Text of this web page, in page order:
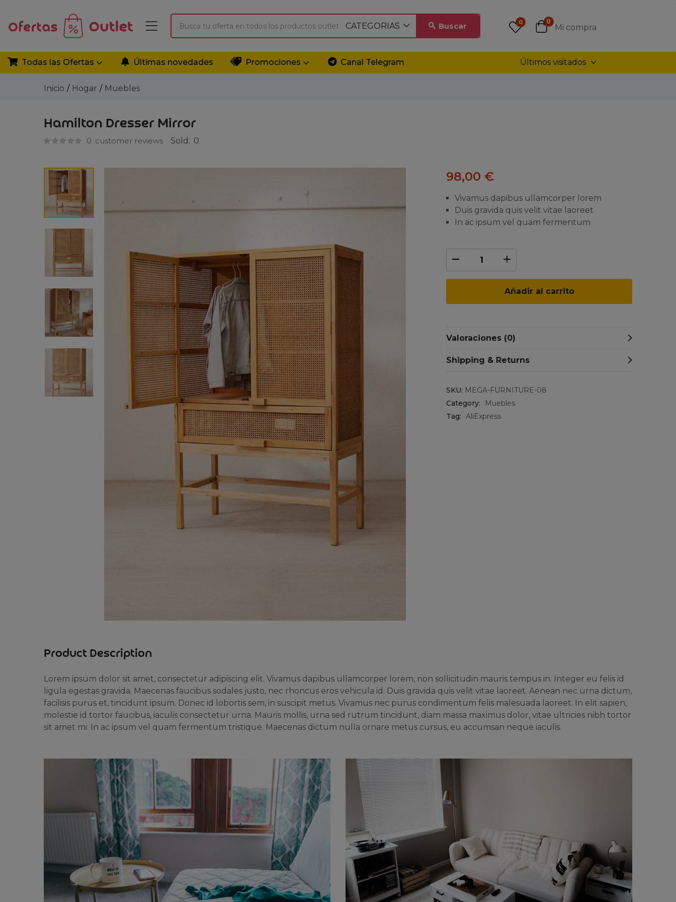
CATEGORIAS Buscar 0 0
Mi compra
Todas las Ofertas Últimas novedades Promociones Canal Telegram Últimos visitados
Inicio Hogar Muebles
Hamilton Dresser Mirror
0 customer reviews Sold: 0
98,00 €
Vivamus dapibus ullamcorper lorem
Duis gravida quis velit vitae laoreet
In ac ipsum vel quam fermentum
Añadir al carrito
Valoraciones (0)
Shipping & Returns
SKU: MEGA-FURNITURE-08
Category:
Muebles
Tag: AliExpress
Product Description
Lorem ipsum dolor sit amet, consectetur adipiscing elit. Vivamus dapibus ullamcorper lorem, non sollicitudin mauris tempus in. Integer eu felis id
ligula egestas gravida. Maecenas faucibus sodales justo, nec rhoncus eros vehicula id. Duis gravida quis velit vitae laoreet. Aenean nec urna dictum,
facilisis purus et, tincidunt ipsum. Donec id lobortis sem, in suscipit metus. Vivamus nec purus condimentum felis malesuada laoreet. In elit sapien,
molestie id tortor faucibus, iaculis consectetur urna. Mauris mollis, urna sed rutrum tincidunt, diam massa maximus dolor, vitae ultricies nibh tortor
sit amet mi. In ac ipsum vel quam fermentum tristique. Maecenas dictum nulla ornare metus cursus, eu accumsan neque iaculis.